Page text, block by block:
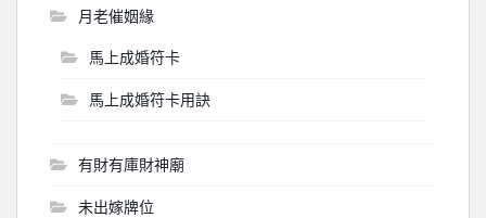
月老催姻緣
馬上成婚符卡
馬上成婚符卡用訣
有財有庫財神廟
未出嫁牌位